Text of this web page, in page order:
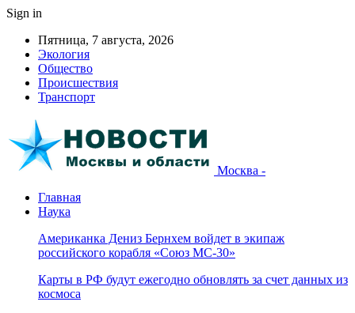
Sign in
Пятница, 7 августа, 2026
Экология
Общество
Происшествия
Транспорт
Москва -
Главная
Наука
Американка Дениз Бернхем войдет в экипаж
российского корабля «Союз МС-30»
Карты в РФ будут ежегодно обновлять за счет данных из
космоса